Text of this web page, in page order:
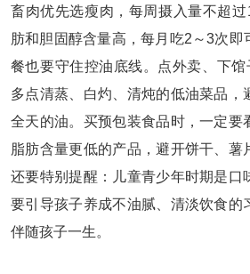
畜肉优先选瘦肉，每周摄入量不超
肪和胆固醇含量高，每月吃2～3次即
餐也要守住控油底线。点外卖、下馆
多点清蒸、白灼、清炖的低油菜品，
全天的油。买预包装食品时，一定要
脂肪含量更低的产品，避开饼干、薯
还要特别提醒：儿童青少年时期是口
要引导孩子养成不油腻、清淡饮食的
伴随孩子一生。